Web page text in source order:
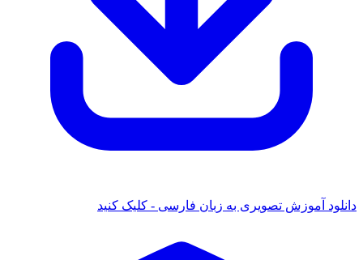
آموزش تصویری به زبان فارسی - کلیک کنید